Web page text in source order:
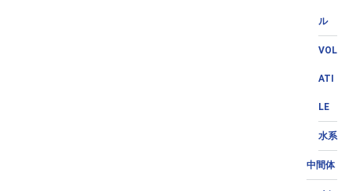
ル
VOL
ATI
LE
水系
中間体